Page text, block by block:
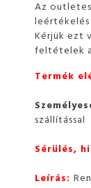
Az
leértékelés
Kérjük ezt
feltételek
Termék
szállítással
Sérülés,
Leírás: